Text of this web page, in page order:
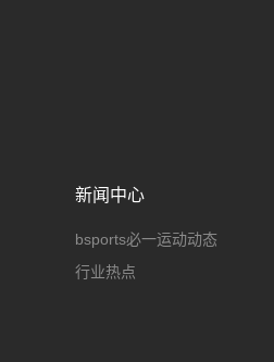
新闻中心
bsports必一运动动态
行业热点